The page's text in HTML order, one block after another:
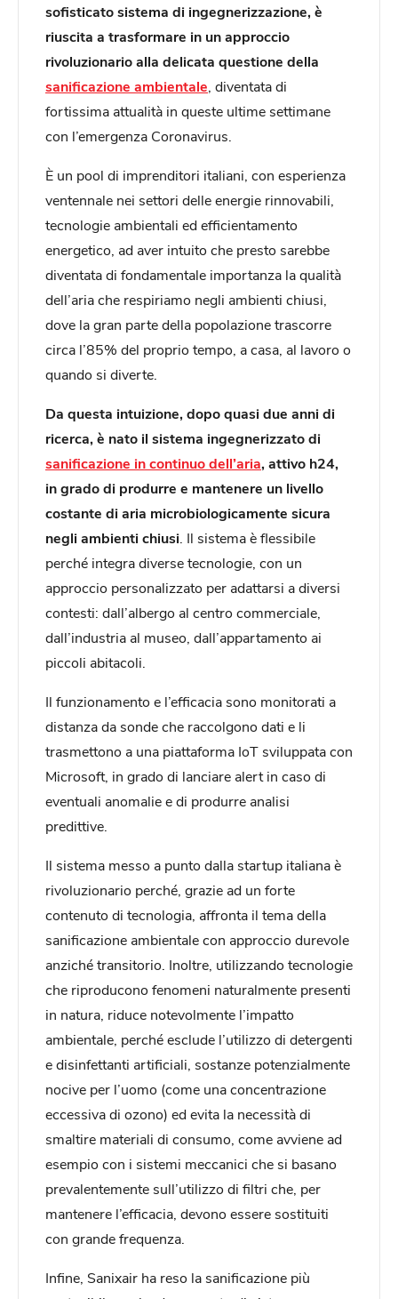
sofisticato sistema di ingegnerizzazione, è
riuscita a trasformare in un approccio
rivoluzionario alla delicata questione della
sanificazione ambientale , diventata di
fortissima attualità in queste ultime settimane
con l’emergenza Coronavirus.
È un pool di imprenditori italiani, con esperienza
ventennale nei settori delle energie rinnovabili,
tecnologie ambientali ed efficientamento
energetico, ad aver intuito che presto sarebbe
diventata di fondamentale importanza la qualità
dell’aria che respiriamo negli ambienti chiusi,
dove la gran parte della popolazione trascorre
circa l’85% del proprio tempo, a casa, al lavoro o
quando si diverte.
Da questa intuizione, dopo quasi due anni di
ricerca, è nato il sistema ingegnerizzato di
sanificazione in continuo dell’aria, attivo h24,
in grado di produrre e mantenere un livello
costante di aria microbiologicamente sicura
negli ambienti chiusi . Il sistema è flessibile
perché integra diverse tecnologie, con un
approccio personalizzato per adattarsi a diversi
contesti: dall’albergo al centro commerciale,
dall’industria al museo, dall’appartamento ai
piccoli abitacoli.
Il funzionamento e l’efficacia sono monitorati a
distanza da sonde che raccolgono dati e li
trasmettono a una piattaforma IoT sviluppata con
Microsoft, in grado di lanciare alert in caso di
eventuali anomalie e di produrre analisi
predittive.
Il sistema messo a punto dalla startup italiana è
rivoluzionario perché, grazie ad un forte
contenuto di tecnologia, affronta il tema della
sanificazione ambientale con approccio durevole
anziché transitorio. Inoltre, utilizzando tecnologie
che riproducono fenomeni naturalmente presenti
in natura, riduce notevolmente l’impatto
ambientale, perché esclude l’utilizzo di detergenti
e disinfettanti artificiali, sostanze potenzialmente
nocive per l’uomo (come una concentrazione
eccessiva di ozono) ed evita la necessità di
smaltire materiali di consumo, come avviene ad
esempio con i sistemi meccanici che si basano
prevalentemente sull’utilizzo di filtri che, per
mantenere l’efficacia, devono essere sostituiti
con grande frequenza.
Infine, Sanixair ha reso la sanificazione più